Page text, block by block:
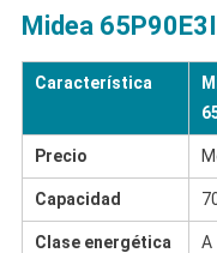
Midea
Característica
Precio
Capacidad
Clase energética A